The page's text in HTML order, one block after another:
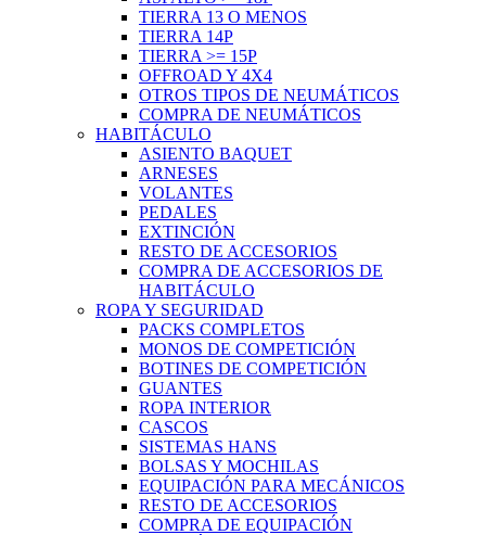
TIERRA 13 O MENOS
TIERRA 14P
TIERRA >= 15P
OFFROAD Y 4X4
OTROS TIPOS DE NEUMÁTICOS
COMPRA DE NEUMÁTICOS
HABITÁCULO
ASIENTO BAQUET
ARNESES
VOLANTES
PEDALES
EXTINCIÓN
RESTO DE ACCESORIOS
COMPRA DE ACCESORIOS DE
HABITÁCULO
ROPA Y SEGURIDAD
PACKS COMPLETOS
MONOS DE COMPETICIÓN
BOTINES DE COMPETICIÓN
GUANTES
ROPA INTERIOR
CASCOS
SISTEMAS HANS
BOLSAS Y MOCHILAS
EQUIPACIÓN PARA MECÁNICOS
RESTO DE ACCESORIOS
COMPRA DE EQUIPACIÓN